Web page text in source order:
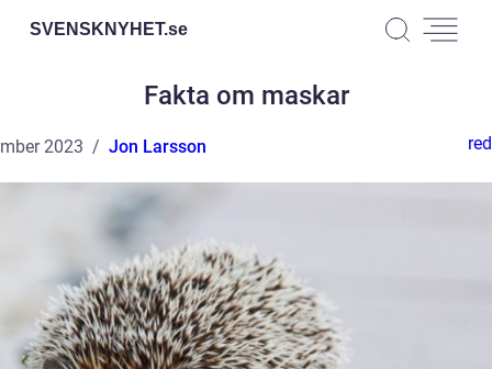
SVENSKNYHET.se
Fakta om maskar
2023 Jon Larsson